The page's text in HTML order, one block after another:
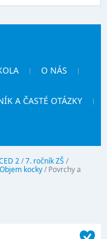
O NÁS
A ČASTÉ OTÁZKY
2/7. ročník ZŠ /
Objem kocky/ Povrchy a